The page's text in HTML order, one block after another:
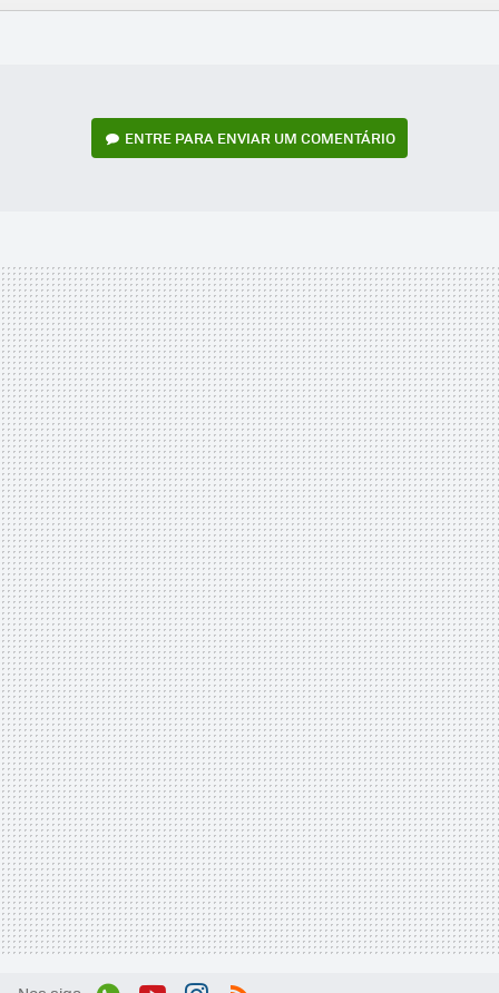
FACEBOOK
TWITTERFLIPBOARD
E-
WHATSAPP
ENTRE PARA ENVIAR UM COMENTÁRIO